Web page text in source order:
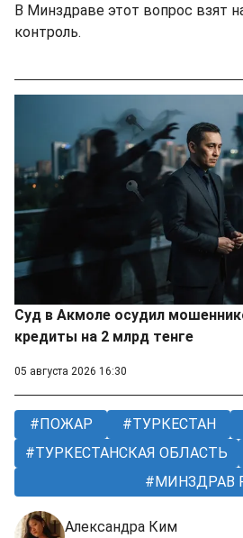
В Минздраве этот вопрос взят
контроль.
Суд в Акмоле осудил
кредиты на 2 млрд тенге
05 августа 2026 16:30
ПОЖАР ТУРКЕСТАН
ТУРКЕСТАНСКАЯ ОБЛАСТЬ
МИНЗДРАВ
Александра Ким